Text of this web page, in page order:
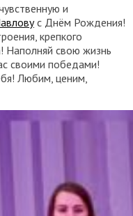
и
с Днём Рождения!
крепкого
Наполняй свою жизнь
своими победами!
Любим, ценим,